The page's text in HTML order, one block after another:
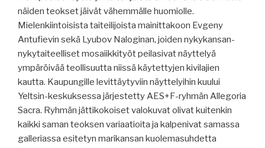
näiden teokset jäivät vähemmälle huomiolle.
Mielenkiintoisista taiteilijoista mainittakoon Evgeny
Antufievin sekä Lyubov Naloginan, joiden nykykansan-
nykytaiteelliset mosaiikkityöt peilasivat näyttelyä
ympäröivää teollisuutta niissä käytettyjen kivilajien
kautta. Kaupungille levittäytyviin näyttelyihin kuului
Yeltsin-keskuksessa järjestetty AES+F-ryhmän Allegoria
Sacra. Ryhmän jättikokoiset valokuvat olivat kuitenkin
kaikki saman teoksen variaatioita ja kalpenivat samassa
galleriassa esitetyn marikansan kuolemasuhdetta